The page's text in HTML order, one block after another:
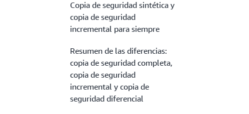
Copia de seguridad sintética y
copia de seguridad
incremental para siempre
Resumen de las diferencias:
copia de seguridad completa,
copia de seguridad
incremental y copia de
seguridad diferencial